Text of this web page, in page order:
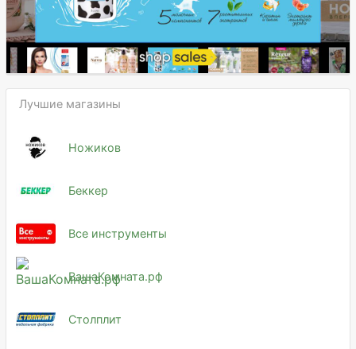
Лучшие магазины
Ножиков
Беккер
Все инструменты
ВашаКомната.рф
Столплит